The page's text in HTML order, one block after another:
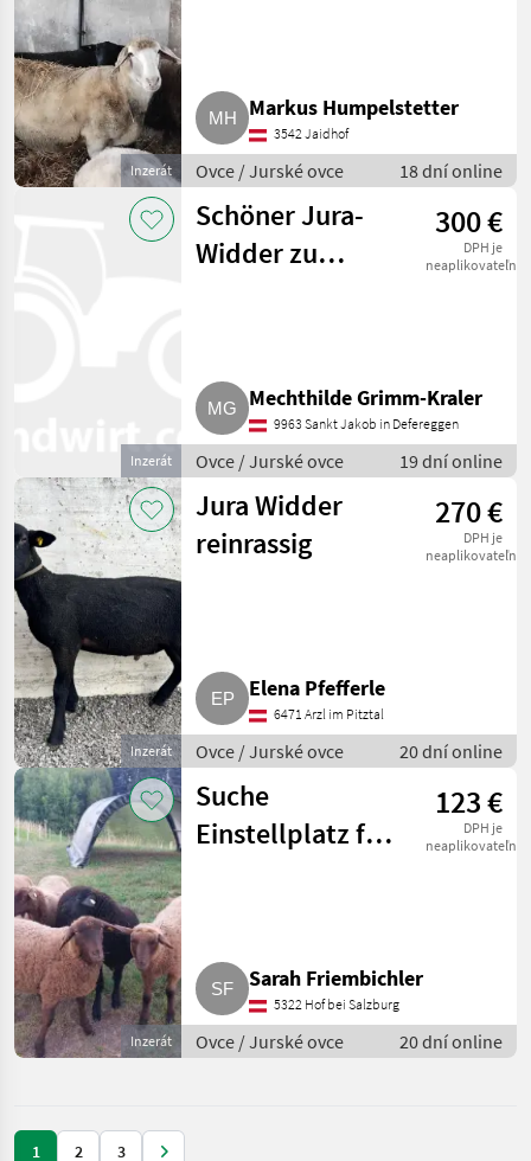
Inzerát
Markus Humpelstetter
3542 Jaidhof
Ovce / Jurské ovce 18 dní online
Inzerát
Schöner Jura-
Widder zu
300 €
DPH je
neaplikovateľné
Mechthilde Grimm-Kraler
9963 Sankt Jakob in Defereggen
Ovce / Jurské ovce 19 dní online
Inzerát
Jura Widder
reinrassig
270 €
DPH je
neaplikovateľné
Elena Pfefferle
6471 Arzl im Pitztal
Ovce / Jurské ovce 20 dní online
Inzerát
Suche
Einstellplatz für
123 €
DPH je
neaplikovateľné
Sarah Friembichler
5322 Hof bei Salzburg
Ovce / Jurské ovce 20 dní online
1 2 3